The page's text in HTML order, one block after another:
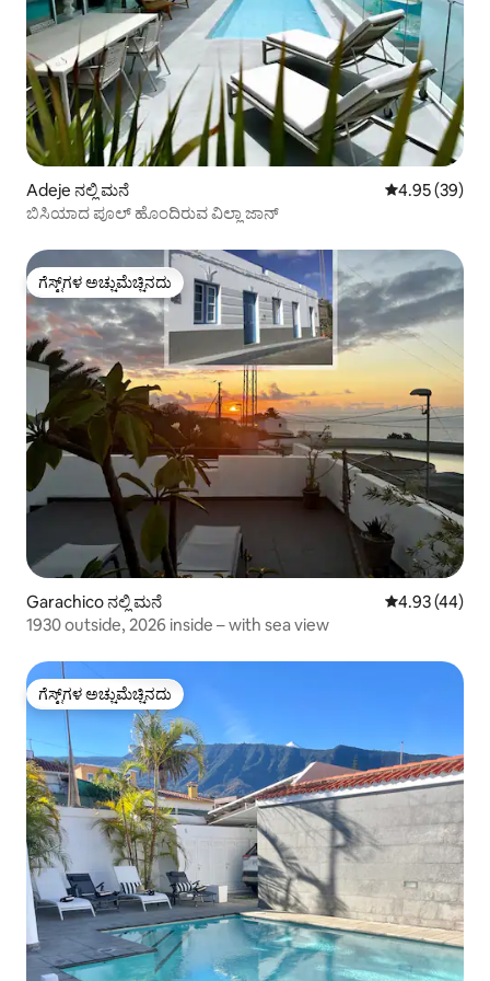
Adeje ನಲ್ಲಿ ಮನೆ 5 ರಲ್ಲಿ 4.95
4.95 (39)
ಬಿಸಿಯಾದ ಪೂಲ್ ಹೊಂದಿರುವ ವಿಲ್ಲಾ ಜಾನ್
ಗೆಸ್ಟ್‌ಗಳ ಅಚ್ಚುಮೆಚ್ಚಿನದು
ಗೆಸ್ಟ್‌ಗಳ ಅಚ್ಚುಮೆಚ್ಚಿನದು
Garachico ನಲ್ಲಿ ಮನೆ 5 ರಲ್ಲಿ 4.93
4.93 (44)
1930 outside, 2026 inside – with sea view
ಗೆಸ್ಟ್‌ಗಳ ಅಚ್ಚುಮೆಚ್ಚಿನದು
ಗೆಸ್ಟ್‌ಗಳ ಅಚ್ಚುಮೆಚ್ಚಿನದು